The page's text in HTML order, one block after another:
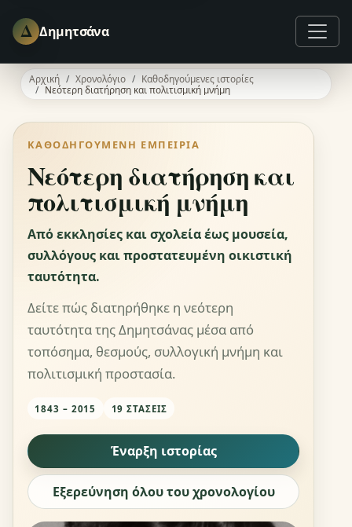
Δ Δημητσάνα
Αρχική Χρονολόγιο
Καθοδηγούμενες ιστορίες
Νεότερη διατήρηση και πολιτισμική μνήμη
ΚΑΘΟΔΗΓΟΎΜΕΝΗ ΕΜΠΕΙΡΊΑ
Νεότερη διατήρηση και
πολιτισμική μνήμη
Από εκκλησίες και σχολεία έως μουσεία,
συλλόγους και προστατευμένη οικιστική
ταυτότητα.
Δείτε πώς διατηρήθηκε η νεότερη
ταυτότητα της Δημητσάνας μέσα από
τοπόσημα, θεσμούς, συλλογική μνήμη και
πολιτισμική προστασία.
1843 – 2015 19 ΣΤΆΣΕΙΣ
Έναρξη ιστορίας
Εξερεύνηση όλου του χρονολογίου